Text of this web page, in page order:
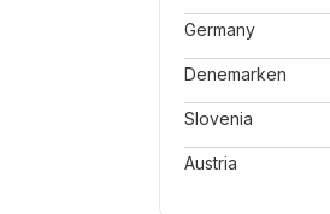
Germany
Denemarken
Slovenia
Austria